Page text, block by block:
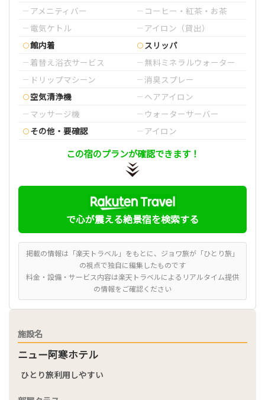
施設名
ニュー阿寒ホテル
ひとり旅利用しやすい
アメニティバー
コーヒー・紅茶・お茶
電気ケトル
アイロン（貸出）
館内着
スリッパ
着替え浴衣サービス
無料ミネラルウォーター
ドリップマシーン
消臭スプレー
空気清浄機
ヘアアイロン
マッサージ機
ウォーターサーバー
その他・要確認
アイロン
この宿のプランが確認できます！
で心が震える絶景宿を検索する
掲載の情報は「楽天トラベル」をもとに、ジョワ旅が「ひとり旅」
の視点で独自に編集したものです
料金・設備・サービス内容は楽天トラベルによるリアルタイム提供
の情報をご確認ください